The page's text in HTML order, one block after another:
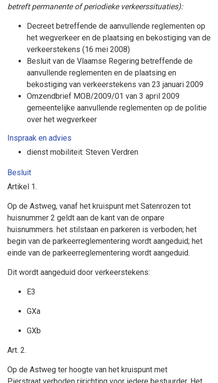
betreft permanente of periodieke verkeerssituaties):
Decreet betreffende de aanvullende reglementen op
het wegverkeer en de plaatsing en bekostiging van de
verkeerstekens (16 mei 2008)
Besluit van de Vlaamse Regering betreffende de
aanvullende reglementen en de plaatsing en
bekostiging van verkeerstekens van 23 januari 2009
Omzendbrief MOB/2009/01 van 3 april 2009
gemeentelijke aanvullende reglementen op de politie
over het wegverkeer
Inspraak en advies
dienst mobiliteit: Steven Verdren
Besluit
Artikel 1.
Op de Astweg, vanaf het kruispunt met Satenrozen tot
huisnummer 2 geldt aan de kant van de onpare
huisnummers. het stilstaan en parkeren is verboden; het
begin van de parkeerreglementering wordt aangeduid; het
einde van de parkeerreglementering wordt aangeduid.
Dit wordt aangeduid door verkeerstekens:
E3
GXa
GXb
Art. 2.
Op de Astweg ter hoogte van het kruispunt met